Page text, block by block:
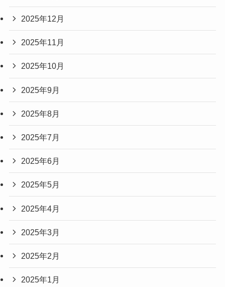
2025年12月
2025年11月
2025年10月
2025年9月
2025年8月
2025年7月
2025年6月
2025年5月
2025年4月
2025年3月
2025年2月
2025年1月